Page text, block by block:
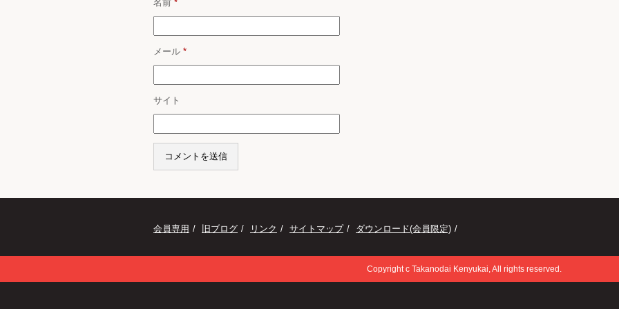
名前 *
メール *
サイト
会員専用 旧ブログ リンク サイトマップ ダウンロード(会員限定)
Copyright c Takanodai Kenyukai, All rights reserved.